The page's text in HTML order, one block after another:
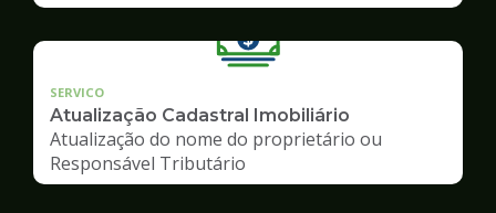
SERVICO
Atualização Cadastral Imobiliário
Atualização do nome do proprietário ou
Responsável Tributário